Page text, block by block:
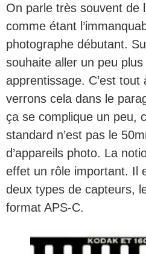
On parle très souvent de
comme étant
photographe débutant.
souhaite aller un peu
apprentissage. C’est
verrons cela dans le
ça se complique un peu,
standard n’est pas le
d’appareils photo. La
effet un rôle important. Il
deux types de capteurs,
format APS-C.